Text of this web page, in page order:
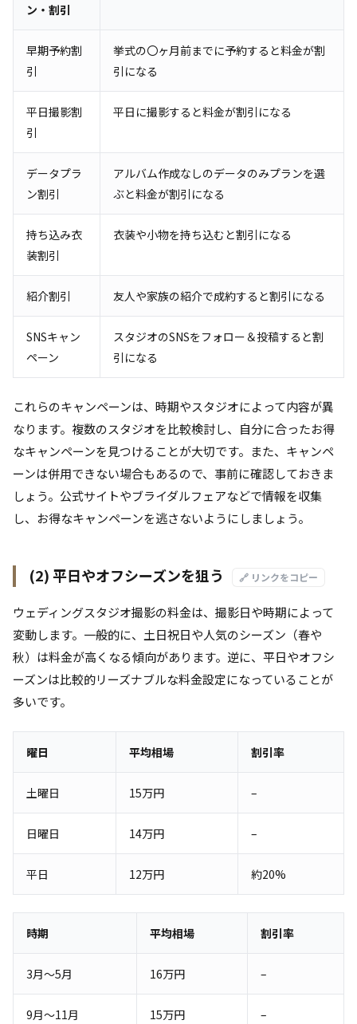
ン・割引
早期予約割
引
挙式の〇ヶ月前までに予約すると料金が割
引になる
平日撮影割
引
平日に撮影すると料金が割引になる
データプラ
ン割引
アルバム作成なしのデータのみプランを選
ぶと料金が割引になる
持ち込み衣
装割引
衣装や小物を持ち込むと割引になる
紹介割引 友人や家族の紹介で成約すると割引になる
SNSキャン
ペーン
スタジオのSNSをフォロー＆投稿すると割
引になる
これらのキャンペーンは、時期やスタジオによって内容が異
なります。複数のスタジオを比較検討し、自分に合ったお得
なキャンペーンを見つけることが大切です。また、キャンペ
ーンは併用できない場合もあるので、事前に確認しておきま
しょう。公式サイトやブライダルフェアなどで情報を収集
し、お得なキャンペーンを逃さないようにしましょう。
(2) 平日やオフシーズンを狙う 🔗 リンクをコピー
ウェディングスタジオ撮影の料金は、撮影日や時期によって
変動します。一般的に、土日祝日や人気のシーズン（春や
秋）は料金が高くなる傾向があります。逆に、平日やオフシ
ーズンは比較的リーズナブルな料金設定になっていることが
多いです。
曜日 平均相場 割引率
土曜日 15万円 –
日曜日 14万円 –
平日 12万円 約20%
時期 平均相場 割引率
3月～5月 16万円 –
9月～11月 15万円 –